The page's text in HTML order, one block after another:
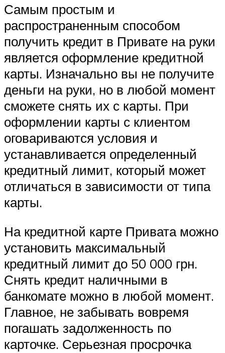
Самым простым и
распространенным способом
получить кредит в Привате на руки
является оформление кредитной
карты. Изначально вы не получите
деньги на руки, но в любой момент
сможете снять их с карты. При
оформлении карты с клиентом
оговариваются условия и
устанавливается определенный
кредитный лимит, который может
отличаться в зависимости от типа
карты.
На кредитной карте Привата можно
установить максимальный
кредитный лимит до 50 000 грн.
Снять кредит наличными в
банкомате можно в любой момент.
Главное, не забывать вовремя
погашать задолженность по
карточке. Серьезная просрочка